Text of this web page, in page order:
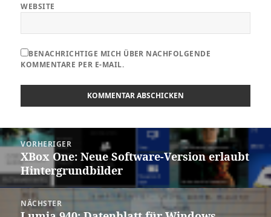
WEBSITE
BENACHRICHTIGE MICH ÜBER NACHFOLGENDE
KOMMENTARE PER E-MAIL.
Beitragsnavigation
VORHERIGER
Vorheriger
Beitrag:
XBox One: Neue Software-Version erlaubt
Hintergrundbilder
NÄCHSTER